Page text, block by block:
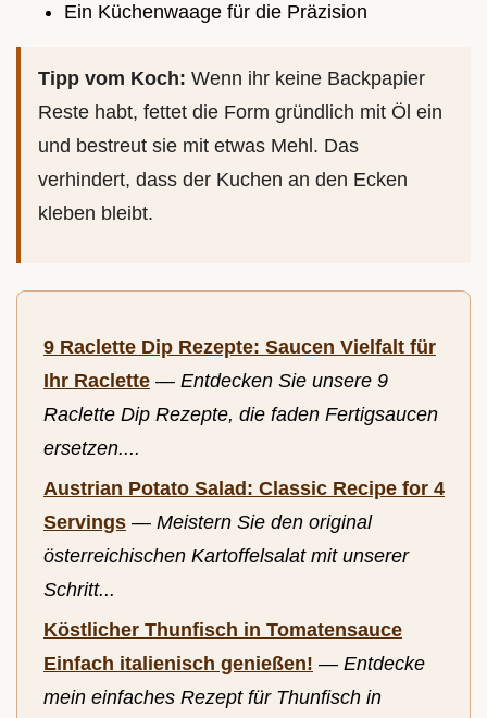
Ein Küchenwaage für die Präzision
Tipp vom Koch: Wenn ihr keine Backpapier
Reste habt, fettet die Form gründlich mit Öl ein
und bestreut sie mit etwas Mehl. Das
verhindert, dass der Kuchen an den Ecken
kleben bleibt.
9 Raclette Dip Rezepte: Saucen Vielfalt für
Ihr Raclette — Entdecken Sie unsere 9
Raclette Dip Rezepte, die faden Fertigsaucen
ersetzen....
Austrian Potato Salad: Classic Recipe for 4
Servings — Meistern Sie den original
österreichischen Kartoffelsalat mit unserer
Schritt...
Köstlicher Thunfisch in Tomatensauce
Einfach italienisch genießen! — Entdecke
mein einfaches Rezept für Thunfisch in